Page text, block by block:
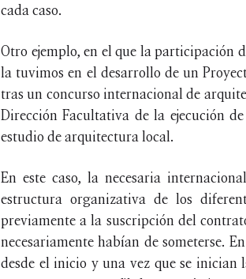
cada caso.
Otro ejemplo, en el que la participación
la tuvimos en el desarrollo de un
tras un concurso internacional de
Dirección Facultativa de la ejecución
estudio de arquitectura local.
En este caso, la necesaria
estructura organizativa de los
previamente a la suscripción del
necesariamente habían de someterse.
desde el inicio y una vez que se inician